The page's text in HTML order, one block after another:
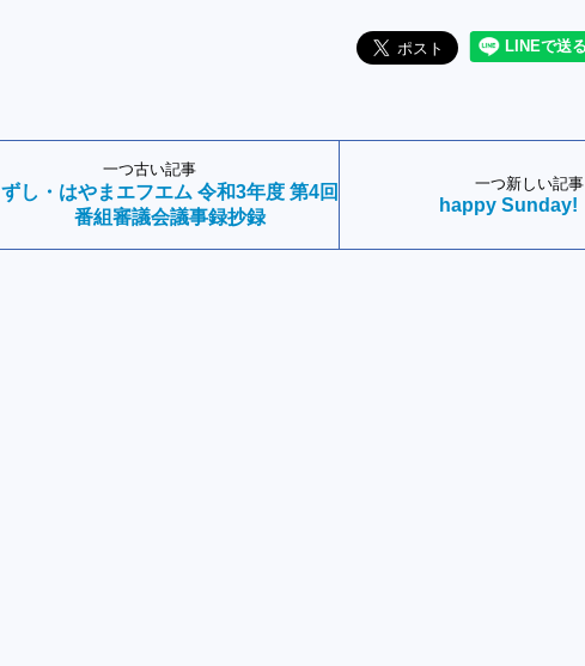
一つ古い記事
ずし・はやまエフエム 令和3年度 第4回
番組審議会議事録抄録
一つ新しい記事
happy Sunday!